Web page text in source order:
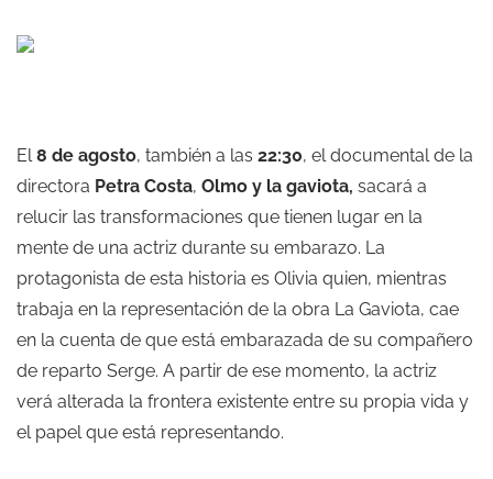
El8 de agosto, también a las 22:30, el documental de la
directora Petra Costa, Olmo y la gaviota, sacará a
relucir las transformaciones que tienen lugar en la
mente de una actriz durante su embarazo. La
protagonista de esta historia es Olivia quien, mientras
trabaja en la representación de la obra La Gaviota, cae
en la cuenta de que está embarazada de su compañero
de reparto Serge. A partir de ese momento, la actriz
verá alterada la frontera existente entre su propia vida y
el papel que está representando.